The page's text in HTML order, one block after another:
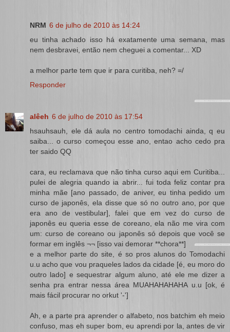
NRM 6 de julho de 2010 às 14:24
eu tinha achado isso há exatamente uma semana, mas
nem desbravei, então nem cheguei a comentar... XD
a melhor parte tem que ir para curitiba, neh? =/
Responder
alêeh 6 de julho de 2010 às 17:54
hsauhsauh, ele dá aula no centro tomodachi ainda, q eu
saiba... o curso começou esse ano, entao acho cedo pra
ter saido QQ
cara, eu reclamava que não tinha curso aqui em Curitiba...
pulei de alegria quando ia abrir... fui toda feliz contar pra
minha mãe [ano passado, de aniver, eu tinha pedido um
curso de japonês, ela disse que só no outro ano, por que
era ano de vestibular], falei que em vez do curso de
japonês eu queria esse de coreano, ela não me vira com
um: curso de coreano ou japonês só depois que você se
formar em inglês ¬¬ [isso vai demorar **chora**]
e a melhor parte do site, é so pros alunos do Tomodachi
u.u acho que vou praqueles lados da cidade [é, eu moro do
outro lado] e sequestrar algum aluno, até ele me dizer a
senha pra entrar nessa área MUAHAHAHAHA u.u [ok, é
mais fácil procurar no orkut '-']
Ah, e a parte pra aprender o alfabeto, nos batchim eh meio
confuso, mas eh super bom, eu aprendi por la, antes de vir